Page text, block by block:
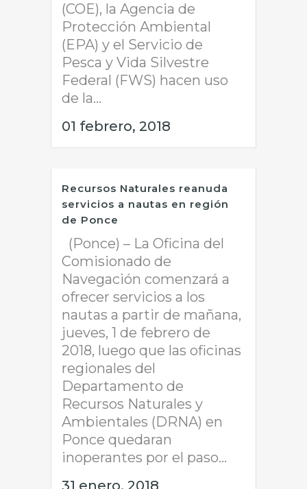
(COE), la Agencia de
Protección Ambiental
(EPA) y el Servicio de
Pesca y Vida Silvestre
Federal (FWS) hacen uso
de la...
01 febrero, 2018
Recursos Naturales reanuda
servicios a nautas en región
de Ponce
(Ponce) – La Oficina del
Comisionado de
Navegación comenzará a
ofrecer servicios a los
nautas a partir de mañana,
jueves, 1 de febrero de
2018, luego que las oficinas
regionales del
Departamento de
Recursos Naturales y
Ambientales (DRNA) en
Ponce quedaran
inoperantes por el paso...
31 enero, 2018